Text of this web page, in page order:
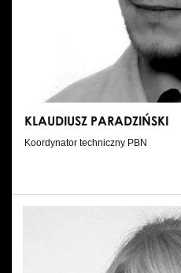
KLAUDIUSZ PARADZIŃSKI
Koordynator techniczny PBN